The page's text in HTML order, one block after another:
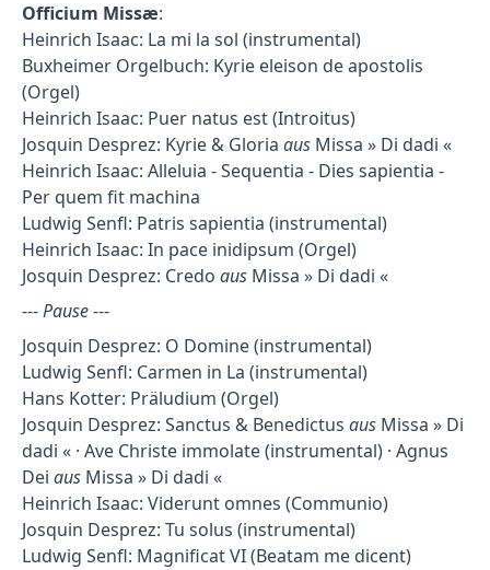
Officium Missæ:
Heinrich Isaac: La mi la sol (instrumental)
Buxheimer Orgelbuch: Kyrie eleison de apostolis
(Orgel)
Heinrich Isaac: Puer natus est (Introitus)
Josquin Desprez: Kyrie & Gloria aus Missa » Di dadi «
Heinrich Isaac: Alleluia - Sequentia - Dies sapientia -
Per quem fit machina
Ludwig Senfl: Patris sapientia (instrumental)
Heinrich Isaac: In pace inidipsum (Orgel)
Josquin Desprez: Credo aus Missa » Di dadi «
---Pause---
Josquin Desprez: O Domine (instrumental)
Ludwig Senfl: Carmen in La (instrumental)
Hans Kotter: Präludium (Orgel)
Josquin Desprez: Sanctus & Benedictus aus Missa » Di
dadi « · Ave Christe immolate (instrumental) · Agnus
Dei aus Missa » Di dadi «
Heinrich Isaac: Viderunt omnes (Communio)
Josquin Desprez: Tu solus (instrumental)
Ludwig Senfl: Magnificat VI (Beatam me dicent)